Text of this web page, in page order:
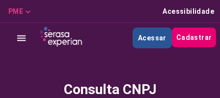
PME Acessibilidade
Acessar Cadastrar
Consulta CNPJ